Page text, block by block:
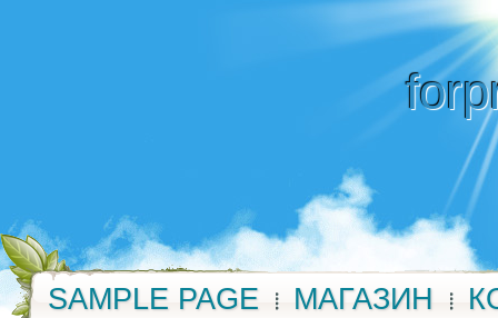
SAMPLE PAGE МАГАЗИН